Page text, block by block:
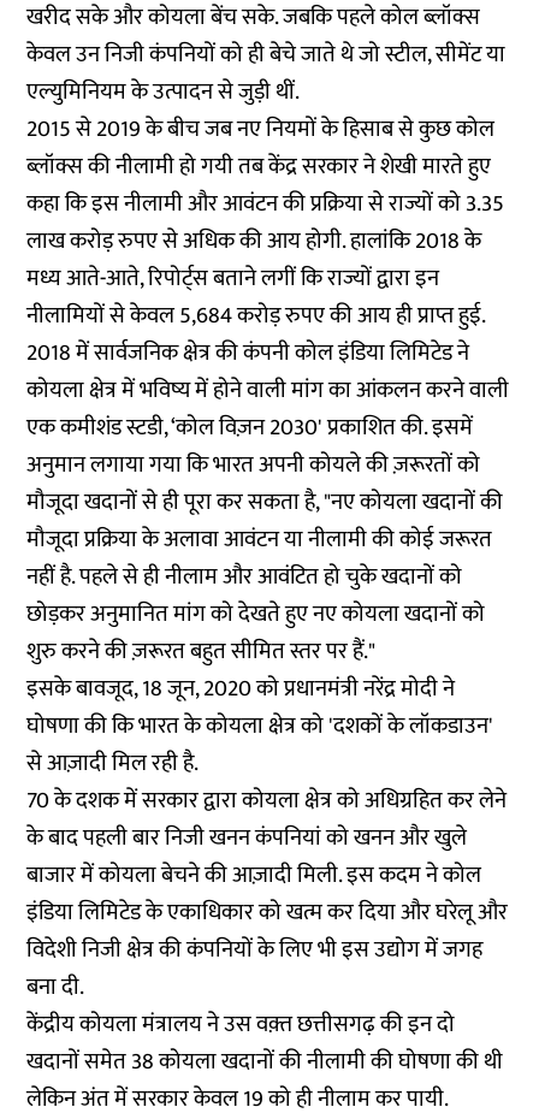
खरीद सके और कोयला बेंच सके. जबकि पहले कोल ब्लॉक्स
केवल उन निजी कंपनियों को ही बेचे जाते थे जो स्टील, सीमेंट या
एल्युमिनियम के उत्पादन से जुड़ी थीं.
2015 से 2019 के बीच जब नए नियमों के हिसाब से कुछ कोल
ब्लॉक्स की नीलामी हो गयी तब केंद्र सरकार ने शेखी मारते हुए
कहा कि इस नीलामी और आवंटन की प्रक्रिया से राज्यों को 3.35
लाख करोड़ रुपए से अधिक की आय होगी. हालांकि 2018 के
मध्य आते-आते, रिपोर्ट्स बताने लगीं कि राज्यों द्वारा इन
नीलामियों से केवल 5,684 करोड़ रुपए की आय ही प्राप्त हुई.
2018 में सार्वजनिक क्षेत्र की कंपनी कोल इंडिया लिमिटेड ने
कोयला क्षेत्र में भविष्य में होने वाली मांग का आंकलन करने वाली
एक कमीशंड स्टडी, ‘कोल विज़न 2030' प्रकाशित की. इसमें
अनुमान लगाया गया कि भारत अपनी कोयले की ज़रूरतों को
मौजूदा खदानों से ही पूरा कर सकता है, "नए कोयला खदानों की
मौजूदा प्रक्रिया के अलावा आवंटन या नीलामी की कोई जरूरत
नहीं है. पहले से ही नीलाम और आवंटित हो चुके खदानों को
छोड़कर अनुमानित मांग को देखते हुए नए कोयला खदानों को
शुरु करने की ज़रूरत बहुत सीमित स्तर पर हैं."
इसके बावजूद, 18 जून, 2020 को प्रधानमंत्री नरेंद्र मोदी ने
घोषणा की कि भारत के कोयला क्षेत्र को 'दशकों के लॉकडाउन'
से आज़ादी मिल रही है.
70 के दशक में सरकार द्वारा कोयला क्षेत्र को अधिग्रहित कर लेने
के बाद पहली बार निजी खनन कंपनियां को खनन और खुले
बाजार में कोयला बेचने की आज़ादी मिली. इस कदम ने कोल
इंडिया लिमिटेड के एकाधिकार को खत्म कर दिया और घरेलू और
विदेशी निजी क्षेत्र की कंपनियों के लिए भी इस उद्योग में जगह
बना दी.
केंद्रीय कोयला मंत्रालय ने उस वक़्त छत्तीसगढ़ की इन दो
खदानों समेत 38 कोयला खदानों की नीलामी की घोषणा की थी
लेकिन अंत में सरकार केवल 19 को ही नीलाम कर पायी.